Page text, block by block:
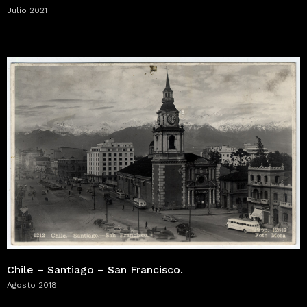
Julio 2021
Chile – Santiago – San Francisco.
Agosto 2018